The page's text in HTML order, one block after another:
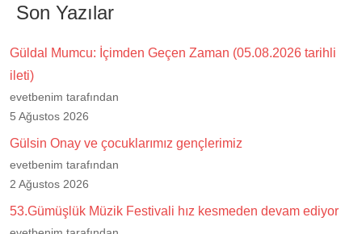
Son Yazılar
Güldal Mumcu: İçimden Geçen Zaman (05.08.2026 tarihli
ileti)
evetbenim tarafından
5 Ağustos 2026
Gülsin Onay ve çocuklarımız gençlerimiz
evetbenim tarafından
2 Ağustos 2026
53.Gümüşlük Müzik Festivali hız kesmeden devam ediyor